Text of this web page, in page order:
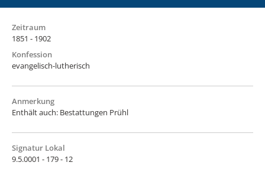
Zeitraum
1851 - 1902
Konfession
evangelisch-lutherisch
Anmerkung
Enthält auch: Bestattungen Prühl
Signatur Lokal
9.5.0001 - 179 - 12